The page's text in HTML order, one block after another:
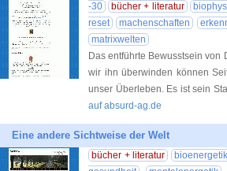
-30
bücher + literatur
reset
machenschaften
matrixwelten
Das entführte Bewusstsein
wir ihn überwinden können
unser Überleben. Es ist sein
auf absurd-ag.de
Eine andere Sichtweise der Welt
bücher + literatur